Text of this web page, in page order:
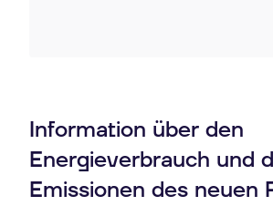
Information über den
Energieverbrauch und
Emissionen des neuen